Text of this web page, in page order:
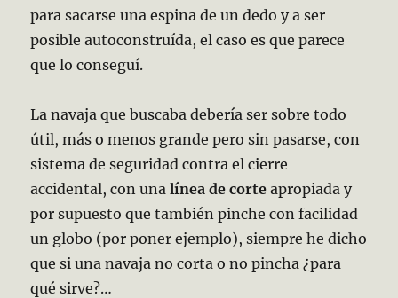
para sacarse una espina de un dedo y a ser
posible autoconstruída, el caso es que parece
que lo conseguí.
La navaja que buscaba debería ser sobre todo
útil, más o menos grande pero sin pasarse, con
sistema de seguridad contra el cierre
accidental, con unalínea de corte apropiada y
por supuesto que también pinche con facilidad
un globo (por poner ejemplo), siempre he dicho
que si una navaja no corta o no pincha ¿para
qué sirve?…